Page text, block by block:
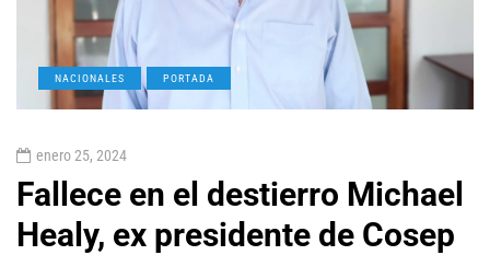
NACIONALES PORTADA
enero 25, 2024
Fallece en el destierro Michael
Healy, ex presidente de Cosep